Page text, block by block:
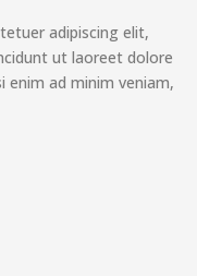
adipiscing elit,
ut laoreet dolore
ad minim veniam,